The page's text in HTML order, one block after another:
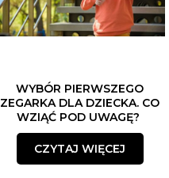
WYBÓR PIERWSZEGO
ZEGARKA DLA DZIECKA. CO
WZIĄĆ POD UWAGĘ?
CZYTAJ WIĘCEJ